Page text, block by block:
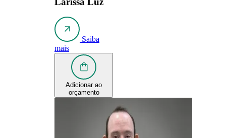
Saiba
mais
Adicionar ao
orçamento